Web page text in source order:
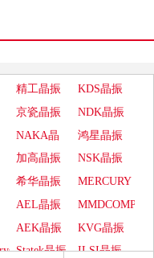
洲(瑞士)基金会
Kohout，
其技术能力而闻名
小型化的趋势,以及更先
体设计和空间组件能力.
weltweit bekannt ist.
führt diese seither unter
fort. Zur Sicherstellung
die Produktpalette stetig
angepasst. Neueste
– z.B. low G-
hochfrequenter
Weg der KVG als
Frequency Control
50 Mitarbeitern am
理学家Kurt Klingsporn在
精工晶振
KDS晶振
京瓷晶振
NDK晶振
NAKA晶
振
鸿星晶振
加高晶振
NSK晶振
希华晶振
MERCURY
晶振
AEL晶振
MMDCOMP
晶振
AEK晶振
KVG晶振
Statek晶振
ILSI晶振